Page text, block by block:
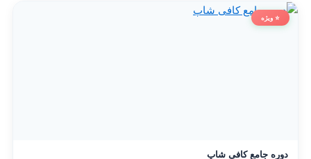
⭐ ویژه
دوره جامع کافی شاپ